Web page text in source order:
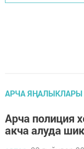
АРЧА ЯҢАЛЫКЛАРЫ
Арча полиция
акча алуда